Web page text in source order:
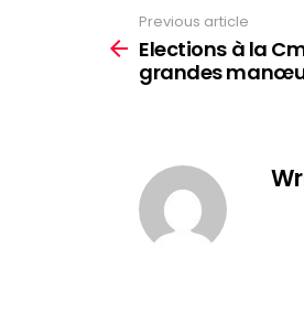
more
Previous article
Elections à la
grandes